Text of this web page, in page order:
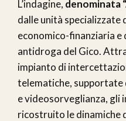
L’indagine, denominata
dalle unità specializzate
economico-finanziaria
antidroga del Gico.
impianto di
telematiche,
e videosorveglianza, gli
ricostruito le dinamiche